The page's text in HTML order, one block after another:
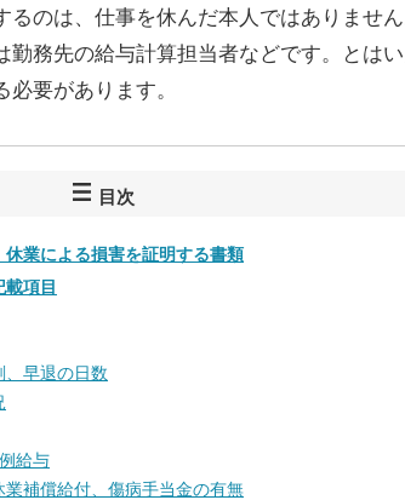
のは、仕事を休んだ本人ではありませ
勤務先の給与計算担当者などです。とは
要があります。
目次
業による損害を証明する書類
項目
、早退の日数
給与
業補償給付、傷病手当金の有無